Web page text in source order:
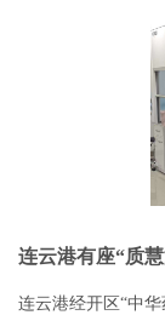
连云港有座“质
连云港经开区“中